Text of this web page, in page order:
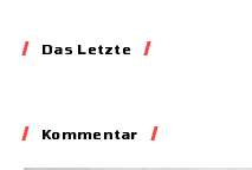
Das Letzte
Kommentar